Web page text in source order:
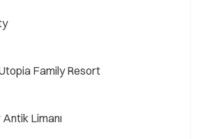
Family Resort
Limanı